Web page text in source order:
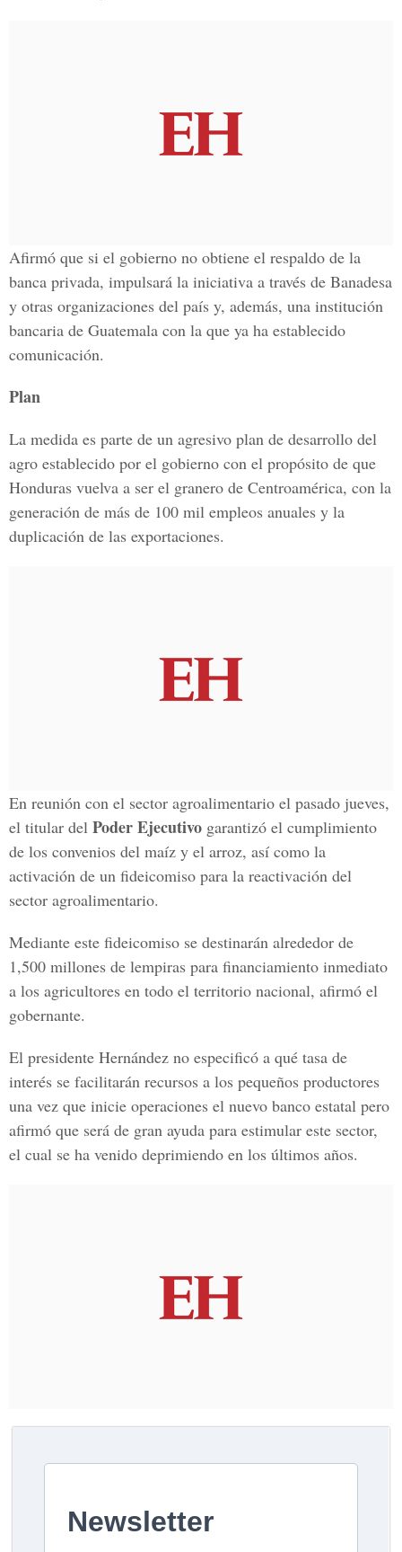
Afirmó que si el gobierno no obtiene el respaldo de la
banca privada, impulsará la iniciativa a través de Banadesa
y otras organizaciones del país y, además, una institución
bancaria de Guatemala con la que ya ha establecido
comunicación.
Plan
La medida es parte de un agresivo plan de desarrollo del
agro establecido por el gobierno con el propósito de que
Honduras vuelva a ser el granero de Centroamérica, con la
generación de más de 100 mil empleos anuales y la
duplicación de las exportaciones.
En reunión con el sector agroalimentario el pasado jueves,
el titular del Poder Ejecutivo garantizó el cumplimiento
de los convenios del maíz y el arroz, así como la
activación de un fideicomiso para la reactivación del
sector agroalimentario.
Mediante este fideicomiso se destinarán alrededor de
1,500 millones de lempiras para financiamiento inmediato
a los agricultores en todo el territorio nacional, afirmó el
gobernante.
El presidente Hernández no especificó a qué tasa de
interés se facilitarán recursos a los pequeños productores
una vez que inicie operaciones el nuevo banco estatal pero
afirmó que será de gran ayuda para estimular este sector,
el cual se ha venido deprimiendo en los últimos años.